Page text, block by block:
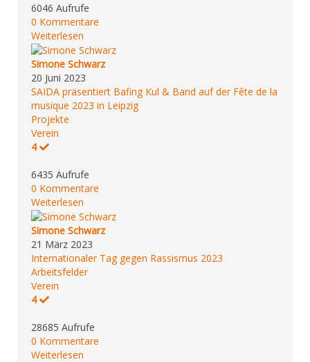
6046 Aufrufe
0 Kommentare
Weiterlesen
Simone Schwarz
20 Juni 2023
SAIDA präsentiert Bafing Kul & Band auf der Fête de la
musique 2023 in Leipzig
Projekte
Verein
4
6435 Aufrufe
0 Kommentare
Weiterlesen
Simone Schwarz
21 März 2023
Internationaler Tag gegen Rassismus 2023
Arbeitsfelder
Verein
4
28685 Aufrufe
0 Kommentare
Weiterlesen